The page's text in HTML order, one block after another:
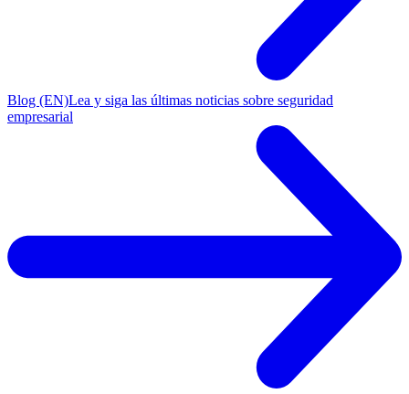
Blog (EN)Lea y siga las últimas noticias sobre seguridad
empresarial